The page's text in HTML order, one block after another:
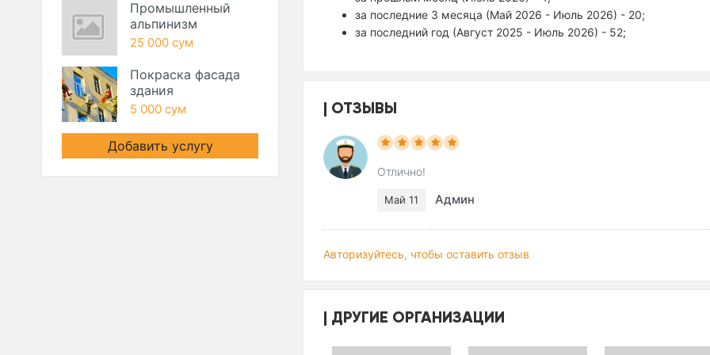
за последние 3 месяца (Май 2026 - Июль 2026) - 20;
за последний год (Август 2025 - Июль 2026) - 52;
ОТЗЫВЫ
Отлично!
Май 11 Админ
Авторизуйтесь, чтобы оставить отзыв
ДРУГИЕ ОРГАНИЗАЦИИ
Промышленный
альпинизм
25 000 сум
Покраска фасада
здания
5 000 сум
Добавить услугу